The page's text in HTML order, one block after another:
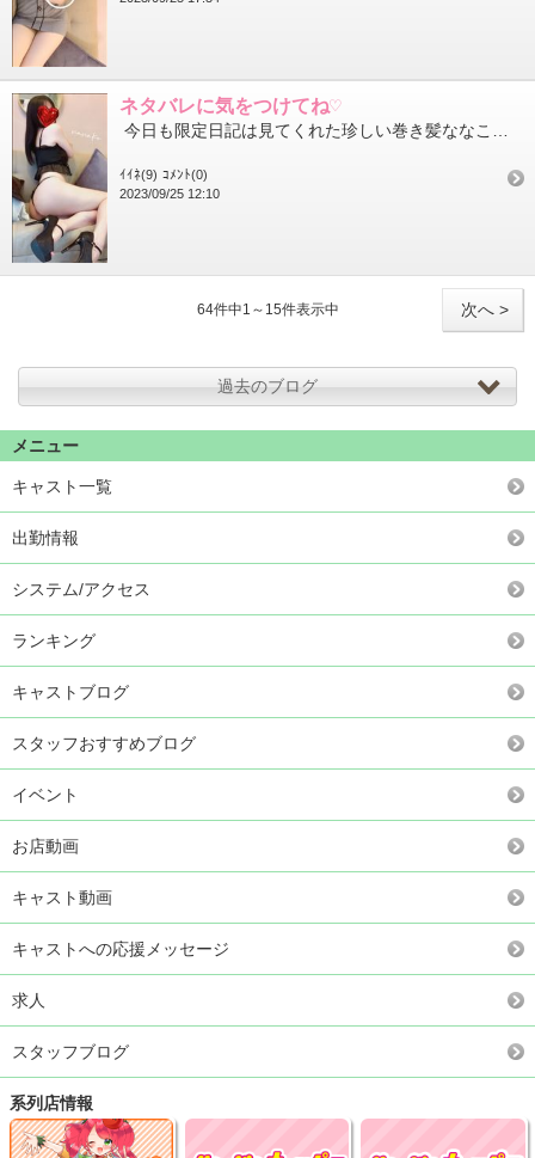
ネタバレに気をつけてね♡
ｲｲﾈ(9) ｺﾒﾝﾄ(0)
2023/09/25 12:10
次へ >
64件中1～15件表示中
過去のブログ
メニュー
キャスト一覧
出勤情報
システム/アクセス
ランキング
キャストブログ
スタッフおすすめブログ
イベント
お店動画
キャスト動画
キャストへの応援メッセージ
求人
スタッフブログ
系列店情報